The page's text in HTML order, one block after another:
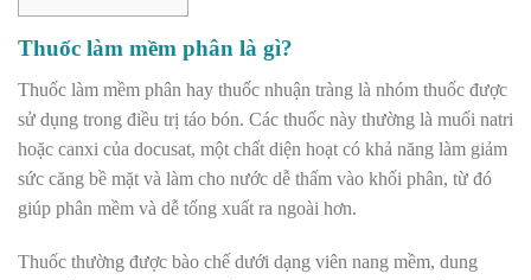
Thuốc làm mềm phân là gì?
Thuốc làm mềm phân hay thuốc nhuận tràng là nhóm thuốc được
sử dụng trong điều trị táo bón. Các thuốc này thường là muối natri
hoặc canxi của docusat, một chất diện hoạt có khả năng làm giảm
sức căng bề mặt và làm cho nước dễ thấm vào khối phân, từ đó
giúp phân mềm và dễ tống xuất ra ngoài hơn.
Thuốc thường được bào chế dưới dạng viên nang mềm, dung